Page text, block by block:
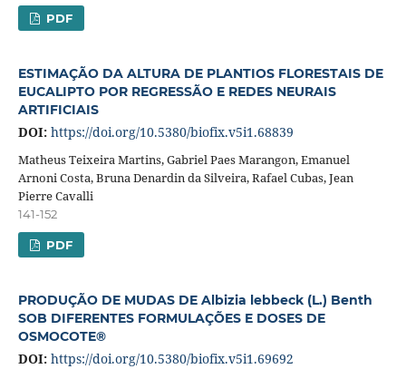
PDF
ESTIMAÇÃO DA ALTURA DE PLANTIOS FLORESTAIS DE
EUCALIPTO POR REGRESSÃO E REDES NEURAIS
ARTIFICIAIS
DOI: https://doi.org/10.5380/biofix.v5i1.68839
Matheus Teixeira Martins, Gabriel Paes Marangon, Emanuel
Arnoni Costa, Bruna Denardin da Silveira, Rafael Cubas, Jean
Pierre Cavalli
141-152
PDF
PRODUÇÃO DE MUDAS DE Albizia lebbeck (L.) Benth
SOB DIFERENTES FORMULAÇÕES E DOSES DE
OSMOCOTE®
DOI: https://doi.org/10.5380/biofix.v5i1.69692